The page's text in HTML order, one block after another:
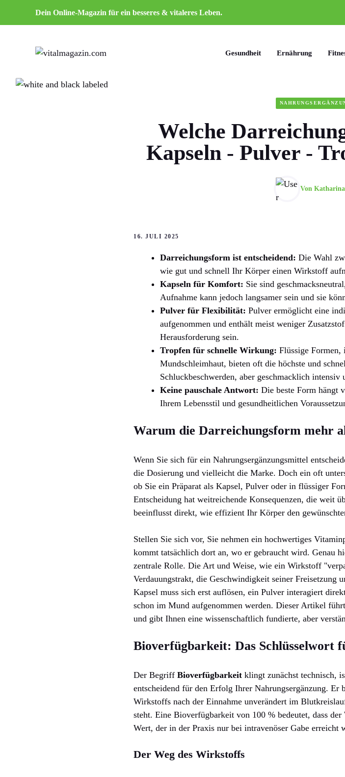
Dein Online-Magazin für ein besseres & vitaleres Leben.
Gesundheit Ernährung
Welche
Kapseln - Pulver -
Von
16. JULI 2025
Darreichungsform ist entscheidend: Die Wahl
wie gut und schnell Ihr Körper einen Wirkstoff
Kapseln für Komfort: Sie sind
Aufnahme kann jedoch langsamer sein und sie
Pulver für Flexibilität: Pulver ermöglicht eine
aufgenommen und enthält meist weniger
Herausforderung sein.
Tropfen für schnelle Wirkung: Flüssige Formen,
Mundschleimhaut, bieten oft die höchste und
Schluckbeschwerden, aber geschmacklich intensiv
Keine pauschale Antwort: Die beste Form hängt
Ihrem Lebensstil und gesundheitlichen
Warum die Darreichungsform mehr
Wenn Sie sich für ein Nahrungsergänzungsmittel
die Dosierung und vielleicht die Marke. Doch ein oft
ob Sie ein Präparat als Kapsel, Pulver oder in flüssiger
Entscheidung hat weitreichende Konsequenzen, die weit
beeinflusst direkt, wie effizient Ihr Körper den
Stellen Sie sich vor, Sie nehmen ein hochwertiges
kommt tatsächlich dort an, wo er gebraucht wird. Genau
zentrale Rolle. Die Art und Weise, wie ein Wirkstoff
Verdauungstrakt, die Geschwindigkeit seiner
Kapsel muss sich erst auflösen, ein Pulver interagiert
schon im Mund aufgenommen werden. Dieser Artikel
und gibt Ihnen eine wissenschaftlich fundierte, aber
Bioverfügbarkeit: Das Schlüsselwort
Der Begriff Bioverfügbarkeit klingt zunächst technisch,
entscheidend für den Erfolg Ihrer Nahrungsergänzung. Er
Wirkstoffs nach der Einnahme unverändert im
steht. Eine Bioverfügbarkeit von 100 % bedeutet, dass
Wert, der in der Praxis nur bei intravenöser Gabe erreicht
Der Weg des Wirkstoffs